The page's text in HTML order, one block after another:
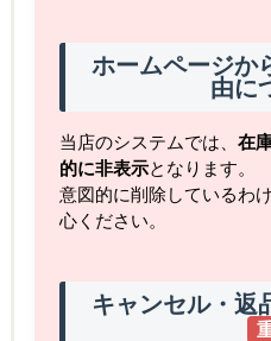
ホームページか
由に
当店のシステムでは、 在
的に非表示となります。
意図的に削除しているわ
心ください。
キャンセル・返